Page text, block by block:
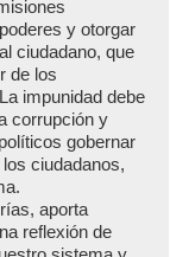
y otorgar
ciudadano, que
de los
impunidad debe
corrupción y
gobernar
ciudadanos,
aporta
reflexión de